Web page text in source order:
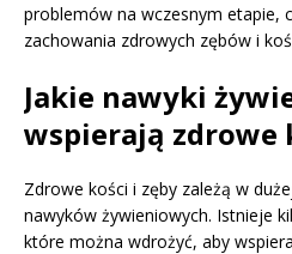
problemów na wczesnym etapie,
zachowania zdrowych zębów i
Jakie nawyki
wspierają zdrowe
Zdrowe kości i zęby zależą w
nawyków żywieniowych. Istnieje
które można wdrożyć, aby